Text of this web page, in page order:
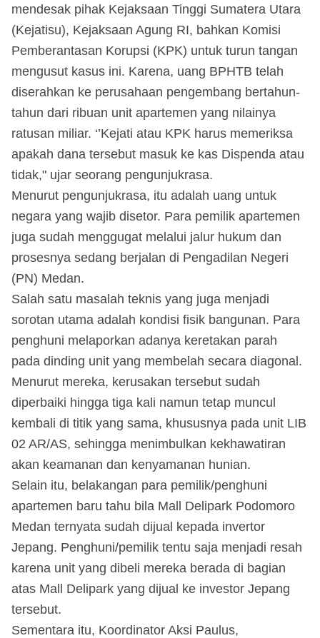
mendesak pihak Kejaksaan Tinggi Sumatera Utara
(Kejatisu), Kejaksaan Agung RI, bahkan Komisi
Pemberantasan Korupsi (KPK) untuk turun tangan
mengusut kasus ini. Karena, uang BPHTB telah
diserahkan ke perusahaan pengembang bertahun-
tahun dari ribuan unit apartemen yang nilainya
ratusan miliar. ‘’Kejati atau KPK harus memeriksa
apakah dana tersebut masuk ke kas Dispenda atau
tidak," ujar seorang pengunjukrasa.
Menurut pengunjukrasa, itu adalah uang untuk
negara yang wajib disetor. Para pemilik apartemen
juga sudah menggugat melalui jalur hukum dan
prosesnya sedang berjalan di Pengadilan Negeri
(PN) Medan.
Salah satu masalah teknis yang juga menjadi
sorotan utama adalah kondisi fisik bangunan. Para
penghuni melaporkan adanya keretakan parah
pada dinding unit yang membelah secara diagonal.
Menurut mereka, kerusakan tersebut sudah
diperbaiki hingga tiga kali namun tetap muncul
kembali di titik yang sama, khususnya pada unit LIB
02 AR/AS, sehingga menimbulkan kekhawatiran
akan keamanan dan kenyamanan hunian.
Selain itu, belakangan para pemilik/penghuni
apartemen baru tahu bila Mall Delipark Podomoro
Medan ternyata sudah dijual kepada invertor
Jepang. Penghuni/pemilik tentu saja menjadi resah
karena unit yang dibeli mereka berada di bagian
atas Mall Delipark yang dijual ke investor Jepang
tersebut.
Sementara itu, Koordinator Aksi Paulus,